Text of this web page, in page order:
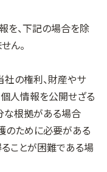
を、下記の場合を除
ん。
の権利、財産やサ
人情報を公開せざる
な根拠がある場合
のために必要がある
ことが困難である場